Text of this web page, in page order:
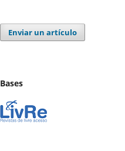
Enviar un artículo
Bases